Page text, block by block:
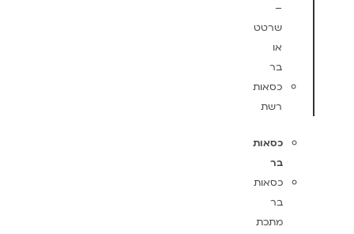
–
שרטט
או
בר
כסאות
רשת
כסאות
בר
כסאות
בר
מתכת